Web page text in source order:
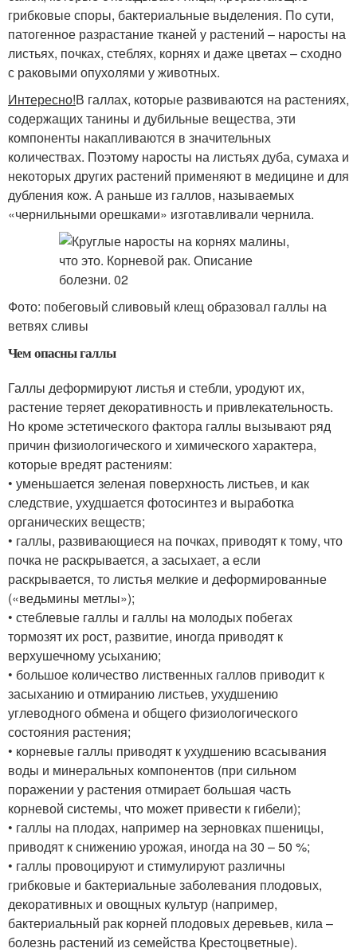
грибковые споры, бактериальные выделения. По сути,
патогенное разрастание тканей у растений – наросты на
листьях, почках, стеблях, корнях и даже цветах – сходно
с раковыми опухолями у животных.
Интересно!В галлах, которые развиваются на растениях,
содержащих танины и дубильные вещества, эти
компоненты накапливаются в значительных
количествах. Поэтому наросты на листьях дуба, сумаха и
некоторых других растений применяют в медицине и для
дубления кож. А раньше из галлов, называемых
«чернильными орешками» изготавливали чернила.
Фото: побеговый сливовый клещ образовал галлы на
ветвях сливы
Чем опасны галлы
Галлы деформируют листья и стебли, уродуют их,
растение теряет декоративность и привлекательность.
Но кроме эстетического фактора галлы вызывают ряд
причин физиологического и химического характера,
которые вредят растениям:
• уменьшается зеленая поверхность листьев, и как
следствие, ухудшается фотосинтез и выработка
органических веществ;
• галлы, развивающиеся на почках, приводят к тому, что
почка не раскрывается, а засыхает, а если
раскрывается, то листья мелкие и деформированные
(«ведьмины метлы»);
• стеблевые галлы и галлы на молодых побегах
тормозят их рост, развитие, иногда приводят к
верхушечному усыханию;
• большое количество лиственных галлов приводит к
засыханию и отмиранию листьев, ухудшению
углеводного обмена и общего физиологического
состояния растения;
• корневые галлы приводят к ухудшению всасывания
воды и минеральных компонентов (при сильном
поражении у растения отмирает большая часть
корневой системы, что может привести к гибели);
• галлы на плодах, например на зерновках пшеницы,
приводят к снижению урожая, иногда на 30 – 50 %;
• галлы провоцируют и стимулируют различны
грибковые и бактериальные заболевания плодовых,
декоративных и овощных культур (например,
бактериальный рак корней плодовых деревьев, кила –
болезнь растений из семейства Крестоцветные).